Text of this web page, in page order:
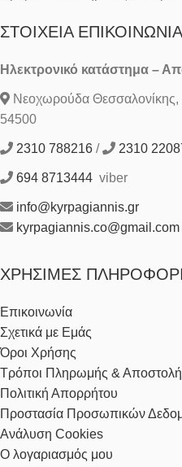
ΣΤΟΙΧΕΊΑ
Ηλεκτρονικό κατάστημα –
Νεοχωρούδα Θεσσαλονίκης,
54500
2310 788216 / 2310
694 8713444 viber
info@kyrpagiannis.gr
kyrpagiannis.co@gmail.com
ΧΡΉΣΙΜΕΣ
Επικοινωνία
Σχετικά με Εμάς
Όροι Χρήσης
Τρόποι Πληρωμής &
Πολιτική Απορρήτου
Προστασία Προσωπικών
Ανάλυση Cookies
Ο λογαριασμός μου